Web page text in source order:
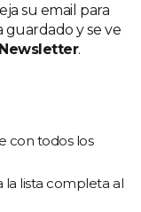
su email para
guardado y se ve
.
con todos los
la lista completa al